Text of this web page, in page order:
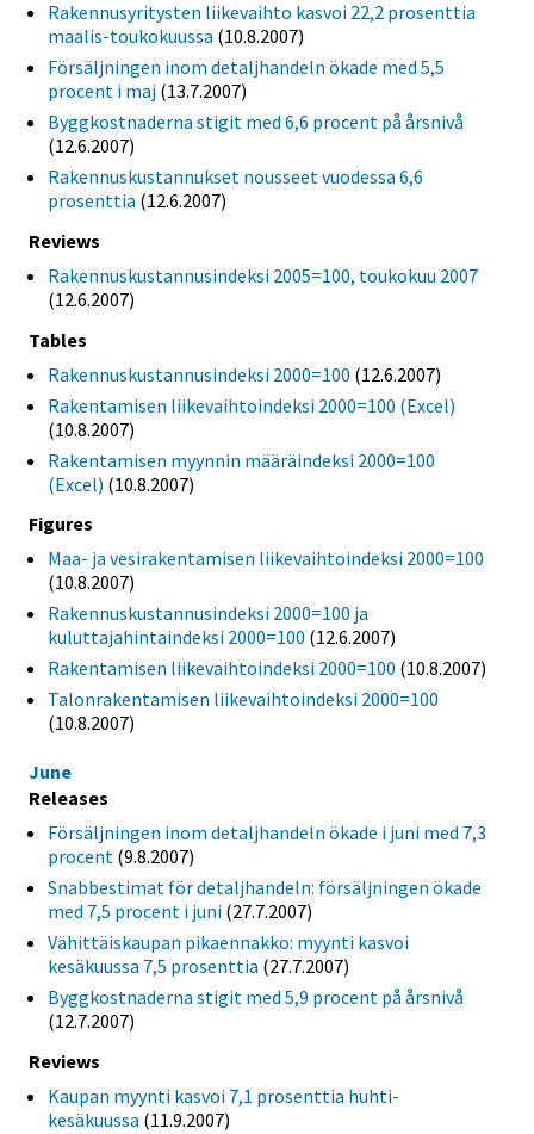
Rakennusyritysten liikevaihto kasvoi 22,2 prosenttia
maalis-toukokuussa (10.8.2007)
Försäljningen inom detaljhandeln ökade med 5,5
procent i maj (13.7.2007)
Byggkostnaderna stigit med 6,6 procent på årsnivå
(12.6.2007)
Rakennuskustannukset nousseet vuodessa 6,6
prosenttia (12.6.2007)
Reviews
Rakennuskustannusindeksi 2005=100, toukokuu 2007
(12.6.2007)
Tables
Rakennuskustannusindeksi 2000=100 (12.6.2007)
Rakentamisen liikevaihtoindeksi 2000=100 (Excel)
(10.8.2007)
Rakentamisen myynnin määräindeksi 2000=100
(Excel) (10.8.2007)
Figures
Maa- ja vesirakentamisen liikevaihtoindeksi 2000=100
(10.8.2007)
Rakennuskustannusindeksi 2000=100 ja
kuluttajahintaindeksi 2000=100 (12.6.2007)
Rakentamisen liikevaihtoindeksi 2000=100 (10.8.2007)
Talonrakentamisen liikevaihtoindeksi 2000=100
(10.8.2007)
June
Releases
Försäljningen inom detaljhandeln ökade i juni med 7,3
procent (9.8.2007)
Snabbestimat för detaljhandeln: försäljningen ökade
med 7,5 procent i juni (27.7.2007)
Vähittäiskaupan pikaennakko: myynti kasvoi
kesäkuussa 7,5 prosenttia (27.7.2007)
Byggkostnaderna stigit med 5,9 procent på årsnivå
(12.7.2007)
Reviews
Kaupan myynti kasvoi 7,1 prosenttia huhti-
kesäkuussa (11.9.2007)